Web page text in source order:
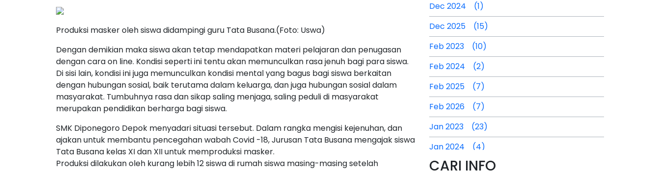
Produksi masker oleh siswa didampingi guru Tata Busana.(Foto: Uswa)
Dengan demikian maka siswa akan tetap mendapatkan materi pelajaran dan penugasan
dengan cara on line. Kondisi seperti ini tentu akan memunculkan rasa jenuh bagi para siswa.
Di sisi lain, kondisi ini juga memunculkan kondisi mental yang bagus bagi siswa berkaitan
dengan hubungan sosial, baik terutama dalam keluarga, dan juga hubungan sosial dalam
masyarakat. Tumbuhnya rasa dan sikap saling menjaga, saling peduli di masyarakat
merupakan pendidikan berharga bagi siswa.
SMK Diponegoro Depok menyadari situasi tersebut. Dalam rangka mengisi kejenuhan, dan
ajakan untuk membantu pencegahan wabah Covid -18, Jurusan Tata Busana mengajak siswa
Tata Busana kelas XI dan XII untuk memproduksi masker.
Produksi dilakukan oleh kurang lebih 12 siswa di rumah siswa masing-masing setelah
Dec 2024 (1)
Dec 2025 (15)
Feb 2023 (10)
Feb 2024 (2)
Feb 2025 (7)
Feb 2026 (7)
Jan 2023 (23)
Jan 2024 (4)
Jan 2025 (4)
CARI INFO